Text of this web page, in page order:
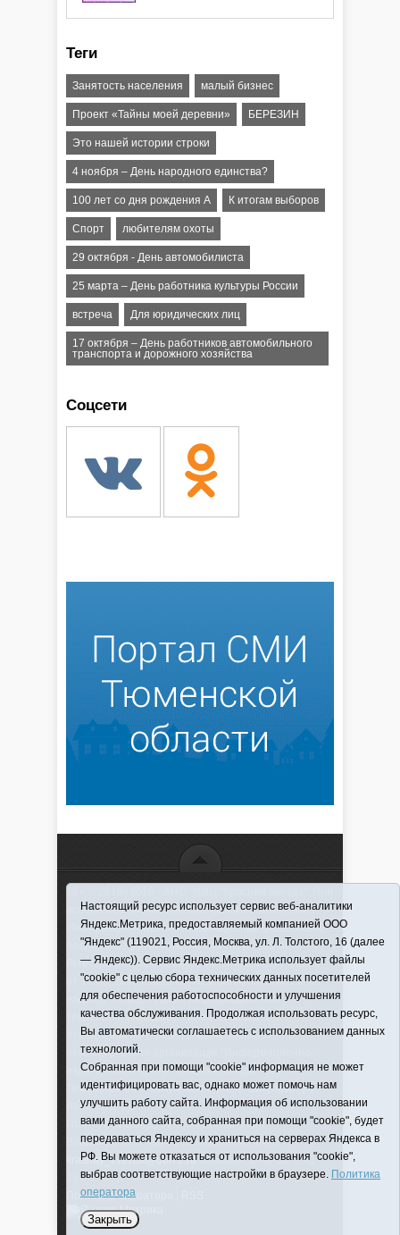
Теги
Занятость населения малый бизнес
Проект «Тайны моей деревни» БЕРЕЗИН
Это нашей истории строки
4 ноября – День народного единства?
100 лет со дня рождения А К итогам выборов
Спорт любителям охоты
29 октября - День автомобилиста
25 марта – День работника культуры России
встреча Для юридических лиц
17 октября – День работников автомобильного
транспорта и дорожного хозяйства
Соцсети
использовании материалов ссылка обязательна
Информационная лента выходит при финансовой
поддержке правительства Тюменской области
Регистрационный номер СМИ ЭЛ № ФС 77-66066
от 10.06. 2016 г. выдано Федеральной службой по
надзору в сфере связи, информационных
технологий и массовых коммуникаций.
Учредитель (соучредители) Автономная
некоммерческая организация "Информационно-
издательский центр "Красная звезда"" (627570,
Тюменская обл., Викуловский р-н, с. Викулово, ул.
Ленина, д. 5).
Главный редактор Антюхова Светлана
Владимировна. Адрес электронной почты:
krasnay_zvezda@obl72.ruТелефон: 2-42-32; 2-41-
36.
Политика оператора
Настоящий ресурс использует сервис веб-аналитики
Яндекс.Метрика, предоставляемый компанией ООО
"Яндекс" (119021, Россия, Москва, ул. Л. Толстого, 16 (далее
— Яндекс)). Сервис Яндекс.Метрика использует файлы
"cookie" с целью сбора технических данных посетителей
для обеспечения работоспособности и улучшения
качества обслуживания. Продолжая использовать ресурс,
Вы автоматически соглашаетесь с использованием данных
технологий.
Собранная при помощи "cookie" информация не может
идентифицировать вас, однако может помочь нам
улучшить работу сайта. Информация об использовании
вами данного сайта, собранная при помощи "cookie", будет
передаваться Яндексу и храниться на серверах Яндекса в
РФ. Вы можете отказаться от использования "cookie",
выбрав соответствующие настройки в браузере. Политика
оператора
Закрыть